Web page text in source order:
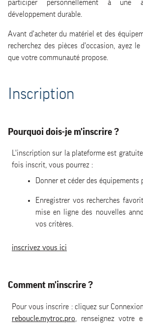
Les annonces de dons
Le contact avec le
participer personnellement à une
développement durable.
Avant d'acheter du matériel et des
recherchez des pièces d'occasion, ayez
que votre communauté propose.
Inscription
Pourquoi dois-je m'inscrire ?
L'inscription sur la plateforme est
fois inscrit, vous pourrez :
Donner et céder des équipements
Enregistrer vos recherches
mise en ligne des nouvelles
vos critères.
inscrivez vous ici
Comment m'inscrire ?
Pour vous inscrire : cliquez sur
reboucle.mytroc.pro , renseignez votre